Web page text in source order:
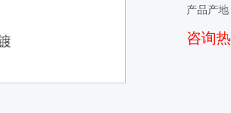
产品产
咨询